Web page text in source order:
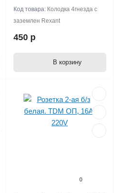
Код товара: Колодка 4гнезда с
заземлен Rexant
450 р
В корзину
0